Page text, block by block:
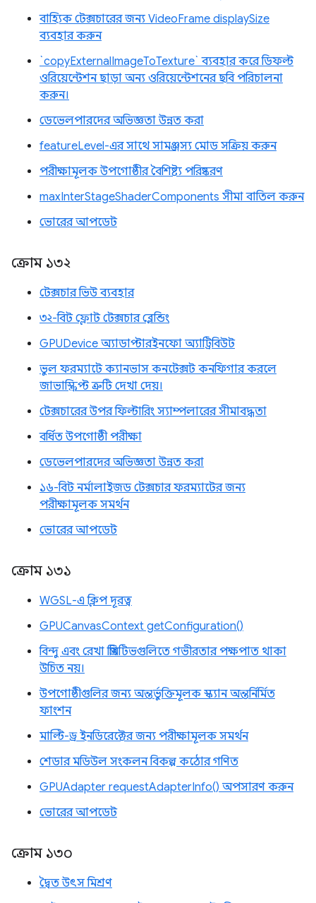
বাহ্যিক টেক্সচারের জন্য VideoFrame displaySize
ব্যবহার করুন
`copyExternalImageToTexture` ব্যবহার করে ডিফল্ট
ওরিয়েন্টেশন ছাড়া অন্য ওরিয়েন্টেশনের ছবি পরিচালনা
করুন।
ডেভেলপারদের অভিজ্ঞতা উন্নত করা
featureLevel-এর সাথে সামঞ্জস্য মোড সক্রিয় করুন
পরীক্ষামূলক উপগোষ্ঠীর বৈশিষ্ট্য পরিষ্করণ
maxInterStageShaderComponents সীমা বাতিল করুন
ভোরের আপডেট
ক্রোম ১৩২
টেক্সচার ভিউ ব্যবহার
৩২-বিট ফ্লোট টেক্সচার ব্লেন্ডিং
GPUDevice অ্যাডাপ্টারইনফো অ্যাট্রিবিউট
ভুল ফরম্যাটে ক্যানভাস কনটেক্সট কনফিগার করলে
জাভাস্ক্রিপ্ট ত্রুটি দেখা দেয়।
টেক্সচারের উপর ফিল্টারিং স্যাম্পলারের সীমাবদ্ধতা
বর্ধিত উপগোষ্ঠী পরীক্ষা
ডেভেলপারদের অভিজ্ঞতা উন্নত করা
১৬-বিট নর্মালাইজড টেক্সচার ফরম্যাটের জন্য
পরীক্ষামূলক সমর্থন
ভোরের আপডেট
ক্রোম ১৩১
WGSL-এ ক্লিপ দূরত্ব
GPUCanvasContext getConfiguration()
বিন্দু এবং রেখা প্রিমিটিভগুলিতে গভীরতার পক্ষপাত থাকা
উচিত নয়।
উপগোষ্ঠীগুলির জন্য অন্তর্ভুক্তিমূলক স্ক্যান অন্তর্নির্মিত
ফাংশন
মাল্টি-ড্র ইনডিরেক্টের জন্য পরীক্ষামূলক সমর্থন
শেডার মডিউল সংকলন বিকল্প কঠোর গণিত
GPUAdapter requestAdapterInfo() অপসারণ করুন
ভোরের আপডেট
ক্রোম ১৩০
দ্বৈত উৎস মিশ্রণ